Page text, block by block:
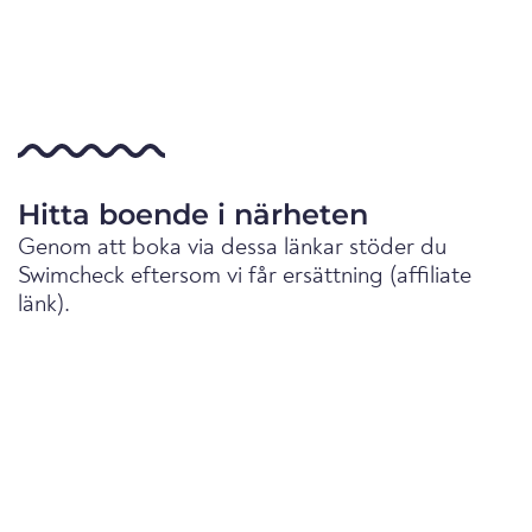
Hitta boende i närheten
Genom att boka via dessa länkar stöder du
Swimcheck eftersom vi får ersättning (affiliate
länk).